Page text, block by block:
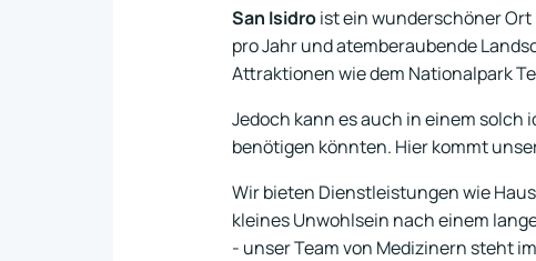
San Isidroist ein wunderschöner
pro Jahr und atemberaubende
Attraktionen wie dem Nationalpark
Jedoch kann es auch in einem solch
benötigen könnten. Hier kommt
Wir bieten Dienstleistungen wie
kleines Unwohlsein nach einem
- unser Team von Medizinern steht